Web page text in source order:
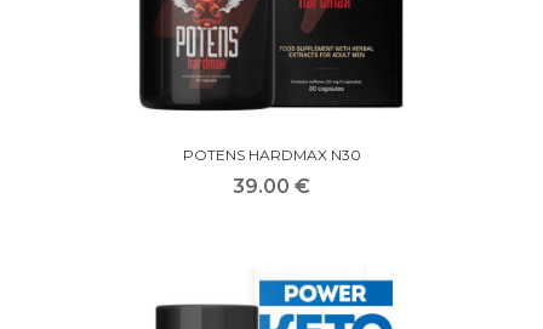
POTENS HARDMAX N30
39.00 €